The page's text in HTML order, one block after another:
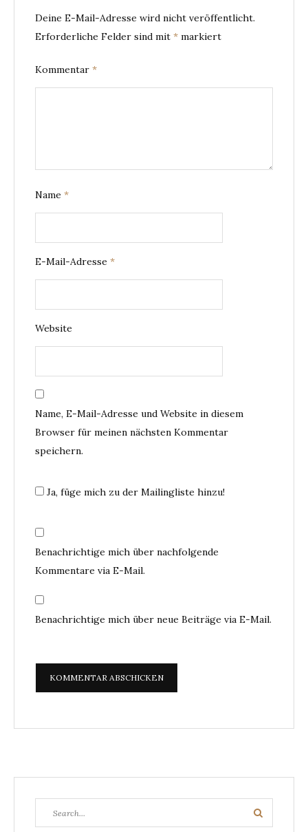
Deine E-Mail-Adresse wird nicht veröffentlicht.
Erforderliche Felder sind mit * markiert
Kommentar *
Name *
E-Mail-Adresse *
Website
Name, E-Mail-Adresse und Website in diesem
Browser für meinen nächsten Kommentar
speichern.
Ja, füge mich zu der Mailingliste hinzu!
Benachrichtige mich über nachfolgende
Kommentare via E-Mail.
Benachrichtige mich über neue Beiträge via E-Mail.
for:
Search